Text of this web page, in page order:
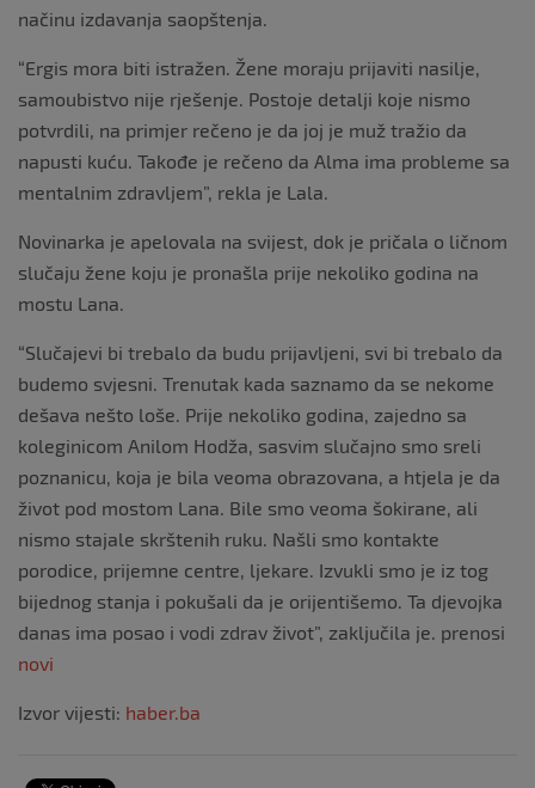
načinu izdavanja saopštenja.
“Ergis mora biti istražen. Žene moraju prijaviti nasilje,
samoubistvo nije rješenje. Postoje detalji koje nismo
potvrdili, na primjer rečeno je da joj je muž tražio da
napusti kuću. Takođe je rečeno da Alma ima probleme sa
mentalnim zdravljem”, rekla je Lala.
Novinarka je apelovala na svijest, dok je pričala o ličnom
slučaju žene koju je pronašla prije nekoliko godina na
mostu Lana.
“Slučajevi bi trebalo da budu prijavljeni, svi bi trebalo da
budemo svjesni. Trenutak kada saznamo da se nekome
dešava nešto loše. Prije nekoliko godina, zajedno sa
koleginicom Anilom Hodža, sasvim slučajno smo sreli
poznanicu, koja je bila veoma obrazovana, a htjela je da
život pod mostom Lana. Bile smo veoma šokirane, ali
nismo stajale skrštenih ruku. Našli smo kontakte
porodice, prijemne centre, ljekare. Izvukli smo je iz tog
bijednog stanja i pokušali da je orijentišemo. Ta djevojka
danas ima posao i vodi zdrav život”, zaključila je. prenosi
novi
Izvor vijesti: haber.ba